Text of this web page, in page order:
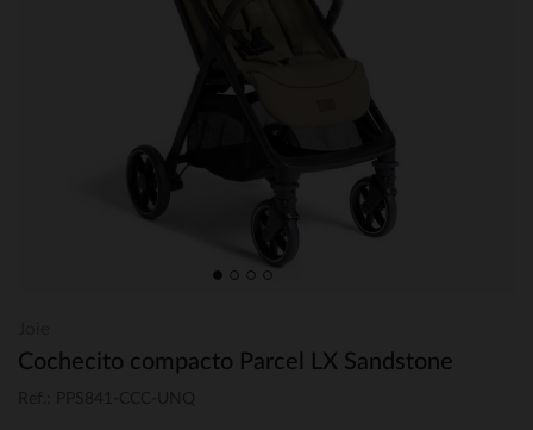
Cochecito compacto Parcel LX Sandstone